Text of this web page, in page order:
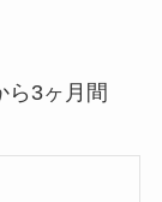
ら3ヶ月間